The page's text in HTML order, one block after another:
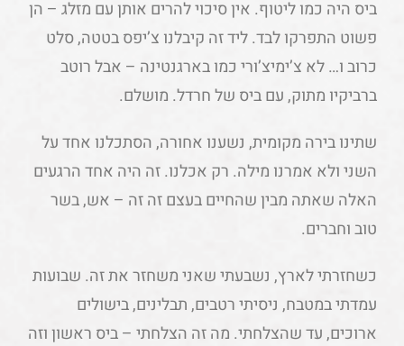
ביס היה כמו ליטוף. אין סיכוי להרים אותן עם מזלג – הן
פשוט התפרקו לבד. ליד זה קיבלנו צ’יפס בטטה, סלט
כרוב ו… לא צ’ימיצ’ורי כמו בארגנטינה – אבל רוטב
ברביקיו מתוק, עם ביס של חרדל. מושלם.
שתינו בירה מקומית, נשענו אחורה, הסתכלנו אחד על
השני ולא אמרנו מילה. רק אכלנו. זה היה אחד הרגעים
האלה שאתה מבין שהחיים בעצם זה זה – אש, בשר
טוב וחברים.
כשחזרתי לארץ, נשבעתי שאני משחזר את זה. שבועות
עמדתי במטבח, ניסיתי רטבים, תבלינים, בישולים
ארוכים, עד שהצלחתי. מה זה הצלחתי – ביס ראשון וזה